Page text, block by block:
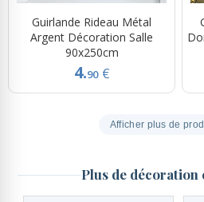
Guirlande Rideau Métal
Argent Décoration Salle
90x250cm
4.90 €
Afficher plus de
Plus de décoration